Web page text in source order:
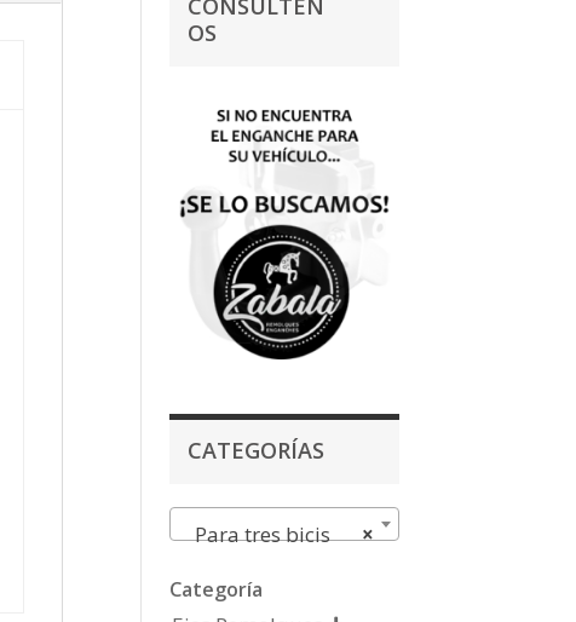
OS
CATEGORÍAS
×
Para tres bicis
Categoría